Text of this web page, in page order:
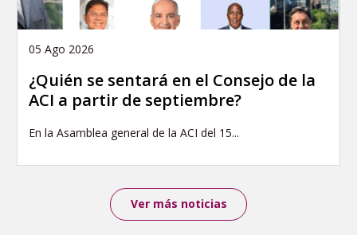
05 Ago 2026
¿Quién se sentará en el Consejo de la
ACI a partir de septiembre?
En la Asamblea general de la ACI del 15...
Ver más noticias